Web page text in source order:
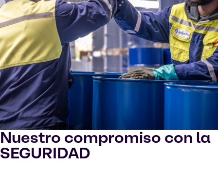
Nuestro compromiso con la
SEGURIDAD